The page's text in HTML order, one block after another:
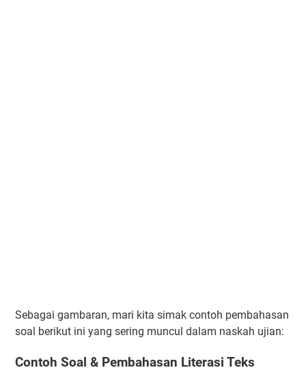
Sebagai gambaran, mari kita simak contoh pembahasan
soal berikut ini yang sering muncul dalam naskah ujian:
Contoh Soal & Pembahasan Literasi Teks